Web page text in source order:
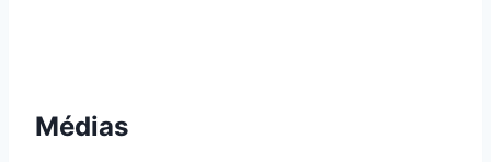
Médias